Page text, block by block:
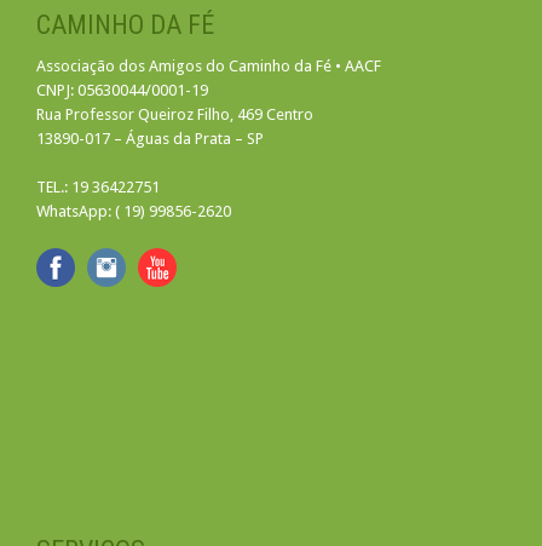
CAMINHO DA FÉ
Associação dos Amigos do Caminho da Fé • AACF
CNPJ: 05630044/0001-19
Rua Professor Queiroz Filho, 469 Centro
13890-017 – Águas da Prata – SP
TEL.: 19 36422751
WhatsApp: ( 19) 99856-2620